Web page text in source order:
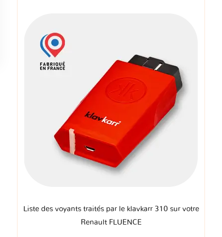
Liste des voyants traités par le klavkarr 310 sur votre
Renault FLUENCE